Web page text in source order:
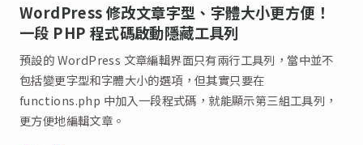
WordPress 修改文章字型、字體大小更方便！
一段 PHP 程式碼啟動隱藏工具列
預設的 WordPress 文章編輯界面只有兩行工具列，當中並不
包括變更字型和字體大小的選項，但其實只要在
functions.php 中加入一段程式碼，就能顯示第三組工具列，
更方便地編輯文章。